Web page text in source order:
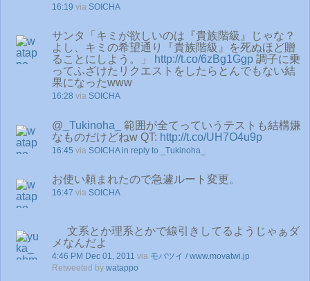
16:19 via SOICHA
サンタ「キミが欲しいのは『貴族階級』じゃな？
よし、キミの希望通り『貴族階級』を死ぬほど贈
ることにしよう。」
http://t.co/6zBg1Ggp 調子に乗
ってふざけたリクエストをしたらとんでもない結
果になったwww
16:28 via SOICHA
@ _Tukinoha_
範囲が全てっていうテストも結構嫌
なものだけどねw QT: http://t.co/UH7O4u9p
16:45 via SOICHA in reply to _Tukinoha_
お使い頼まれたので急遽ルート変更。
16:47 via SOICHA
文系とか理系とかで線引きしてるようじゃぁダ
メなんだよ
4:46 PM Dec 01, 2011 via モバツイ / www.movatwi.jp
Retweeted by watappo